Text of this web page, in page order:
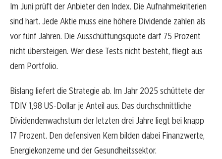
Im Juni prüft der Anbieter den Index. Die Aufnahmekriterien
sind hart. Jede Aktie muss eine höhere Dividende zahlen als
vor fünf Jahren. Die Ausschüttungsquote darf 75 Prozent
nicht übersteigen. Wer diese Tests nicht besteht, fliegt aus
dem Portfolio.
Bislang liefert die Strategie ab. Im Jahr 2025 schüttete der
TDIV 1,98 US-Dollar je Anteil aus. Das durchschnittliche
Dividendenwachstum der letzten drei Jahre liegt bei knapp
17 Prozent. Den defensiven Kern bilden dabei Finanzwerte,
Energiekonzerne und der Gesundheitssektor.